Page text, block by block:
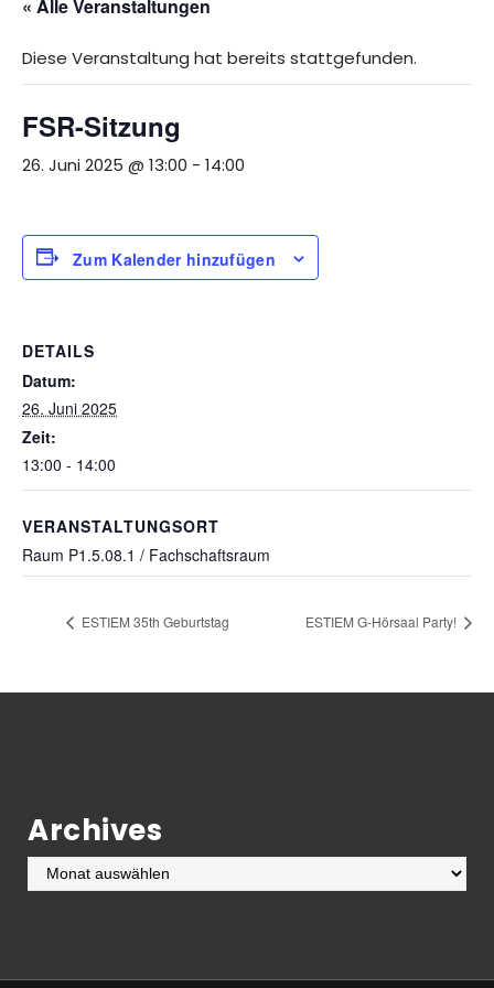
« Alle Veranstaltungen
Diese Veranstaltung hat bereits stattgefunden.
FSR-Sitzung
26. Juni 2025 @ 13:00 - 14:00
Zum Kalender hinzufügen
DETAILS
Datum:
26. Juni 2025
Zeit:
13:00 - 14:00
VERANSTALTUNGSORT
Raum P1.5.08.1 / Fachschaftsraum
ESTIEM 35th Geburtstag ESTIEM G-Hörsaal Party!
Archives
Archives